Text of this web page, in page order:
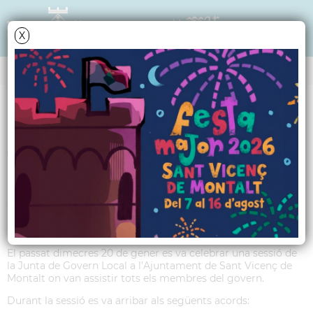
X
Data i hora oficial: 09-08-2026 07:48:04
ANY 2021
Acords Junta de
Govern Local del dia
20 de gener de 2021
El passat dimecres 20 de gener es va celebrar una sessió de
la Junta de Govern Local a l’Ajuntament de Sant Vicenç de
Montalt on van assistir tots els membres del govern.
Durant la sessió es va arribar als següents acords: